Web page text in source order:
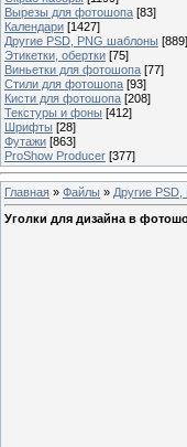
Вырезы для фотошопа [83]
Календари [1427]
Другие PSD, PNG шаблоны [889]
Этикетки, обертки [75]
Виньетки для фотошопа [77]
Стили для фотошопа [93]
Кисти для фотошопа [208]
Текстуры и фоны [412]
Шрифты [28]
Футажи [863]
ProShow Producer [377]
Главная » Файлы » Другие
Уголки для дизайна в